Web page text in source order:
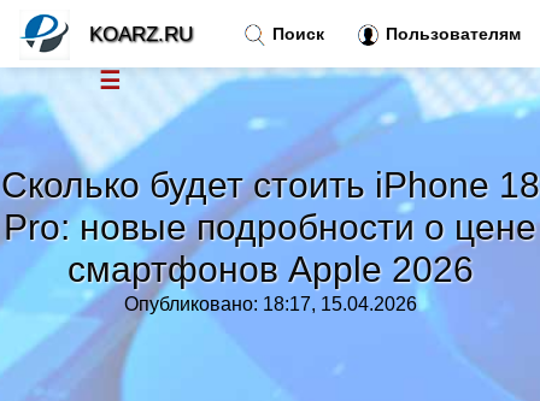
Сколько будет стоить iPhone 18
Pro: новые подробности о цене
смартфонов Apple 2026
Опубликовано: 18:17, 15.04.2026
Поиск Пользователям
KOARZ.RU
☰
Новости
Тренды новостей»
Рубрики»
Правила »